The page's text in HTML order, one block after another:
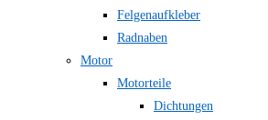
Felgenaufkleber
Radnaben
Motor
Motorteile
Dichtungen